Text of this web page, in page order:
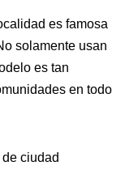
es famosa
solamente usan
es tan
en todo
ciudad